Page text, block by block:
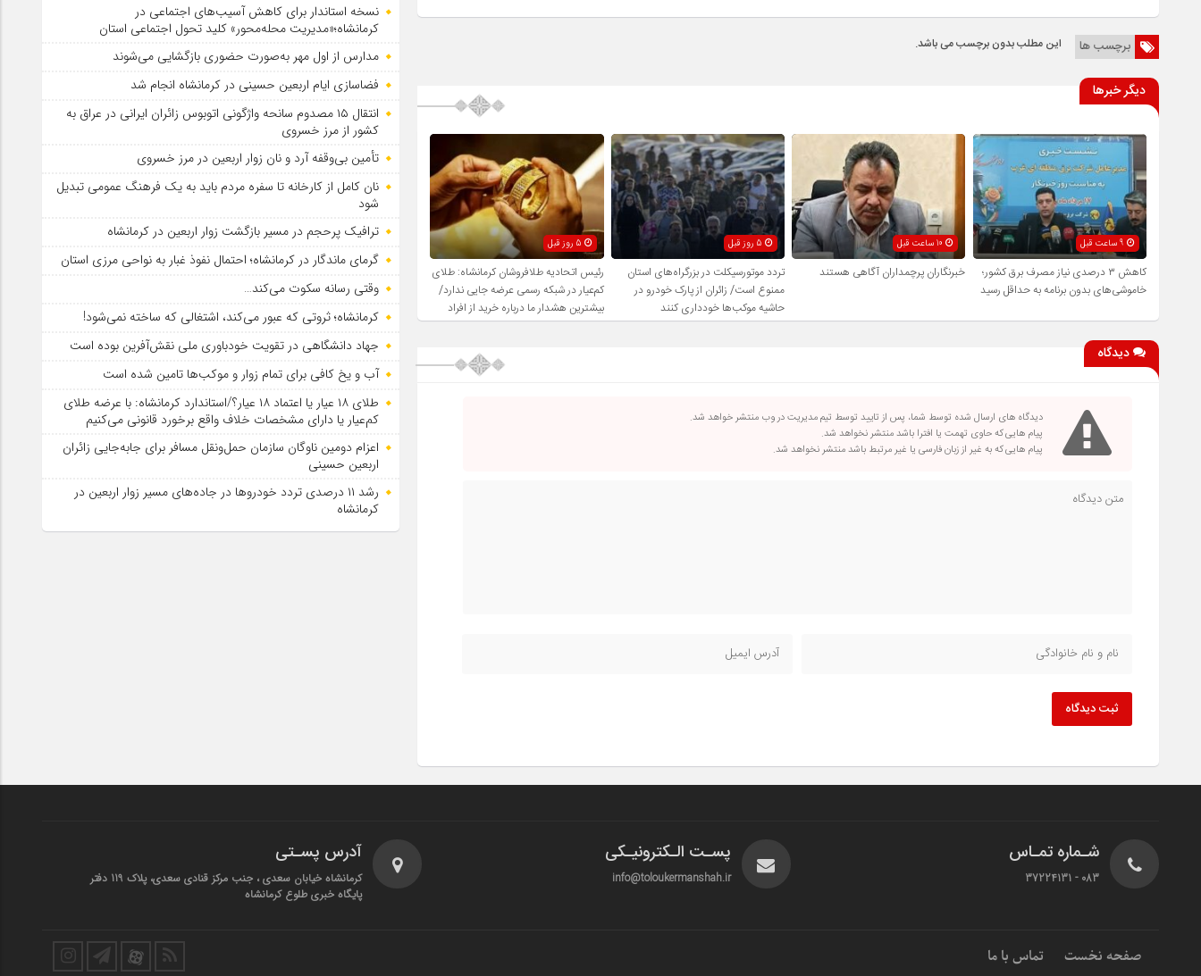
برچسب ها این مطلب بدون برچسب می باشد.
دیگر خبرها
کاهش ۳ درصدی نیاز مصرف برق کشور؛
خاموشی‌های بدون برنامه به حداقل رسید
10 ساعت قبل
خبرنگاران پرچمداران آگاهی هستند
تردد موتورسیکلت در بزرگراه‌های استان
ممنوع است/ زائران از پارک خودرو در
حاشیه موکب‌ها خودداری کنند
رئیس اتحادیه طلافروشان کرمانشاه: طلای
کم‌عیار در شبکه رسمی عرضه جایی ندارد/
بیشترین هشدار ما درباره خرید از افراد
فاقد صلاحیت است
دیدگاه
دیدگاه های ارسال شده توسط شما، پس از تایید توسط تیم مدیریت در وب منتشر خواهد شد.
پیام هایی که حاوی تهمت یا افترا باشد منتشر نخواهد شد.
پیام هایی که به غیر از زبان فارسی یا غیر مرتبط باشد منتشر نخواهد شد.
ثبت دیدگاه
نسخه استاندار برای کاهش آسیب‌های اجتماعی در
کرمانشاه؛«مدیریت محله‌محور» کلید تحول اجتماعی استان
مدارس از اول مهر به‌صورت حضوری بازگشایی می‌شوند
فضاسازی ایام اربعین حسینی در کرمانشاه انجام شد
انتقال ۱۵ مصدوم سانحه واژگونی اتوبوس زائران ایرانی در عراق به
کشور از مرز خسروی
تأمین بی‌وقفه آرد و نان زوار اربعین در مرز خسروی
نان کامل از کارخانه تا سفره مردم باید به یک فرهنگ عمومی تبدیل
شود
ترافیک پرحجم در مسیر بازگشت زوار اربعین در کرمانشاه
گرمای ماندگار در کرمانشاه؛ احتمال نفوذ غبار به نواحی مرزی استان
وقتی رسانه سکوت می‌کند…
کرمانشاه؛ ثروتی که عبور می‌کند، اشتغالی که ساخته نمی‌شود!
جهاد دانشگاهی در تقویت خودباوری ملی نقش‌آفرین بوده است
آب و یخ کافی برای تمام زوار و موکب‌ها تامین شده است
طلای ۱۸ عیار یا اعتماد ۱۸ عیار؟/استاندارد کرمانشاه: با عرضه طلای
کم‌عیار یا دارای مشخصات خلاف واقع برخورد قانونی می‌کنیم
اعزام دومین ناوگان سازمان حمل‌ونقل مسافر برای جابه‌جایی زائران
اربعین حسینی
رشد ۱۱ درصدی تردد خودروها در جاده‌های مسیر زوار اربعین در
کرمانشاه
شـماره تمـاس
083 - 37224131
پسـت الـکترونیـکی
info@toloukermanshah.ir
آدرس پسـتی
کرمانشاه خیابان سعدی ، جنب مرکز قنادی سعدی، پلاک 119 دفتر
پایگاه خبری طلوع کرمانشاه
صفحه نخست تماس با ما